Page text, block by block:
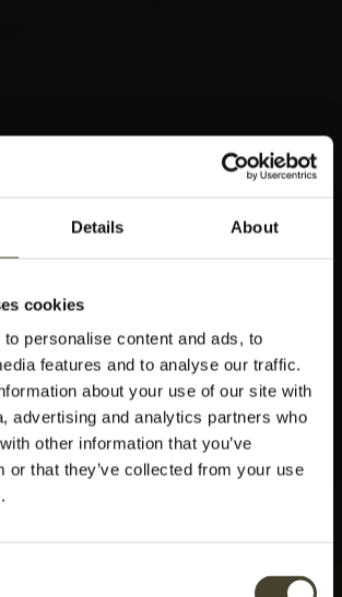
Details About
cookies
personalise content and ads, to
features and to analyse our traffic.
about your use of our site with
advertising and analytics partners who
other information that you’ve
or that they’ve collected from your use